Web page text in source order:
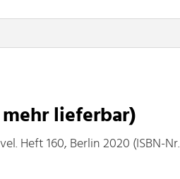
lieferbar)
Heft 160, Berlin 2020 (ISBN-